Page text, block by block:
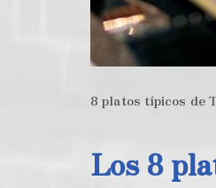
8 platos típicos de
Los 8